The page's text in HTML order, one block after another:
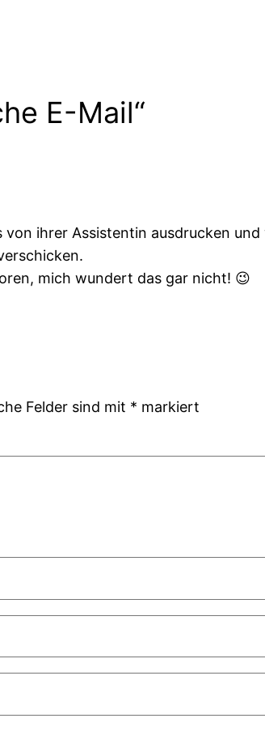
E-Mail“
ihrer Assistentin ausdrucken
mich wundert das gar nicht! 😉
Felder sind mit * markiert